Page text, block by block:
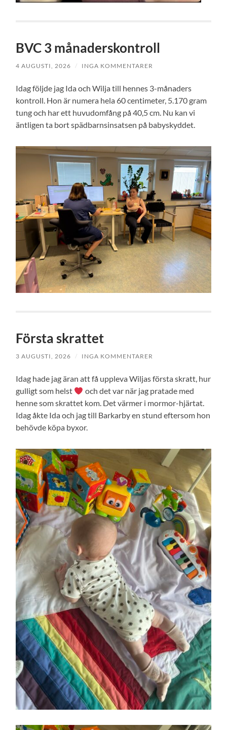
BVC 3 månaderskontroll
4 AUGUSTI, 2026 / INGA KOMMENTARER
Idag följde jag Ida och Wilja till hennes 3-månaders
kontroll. Hon är numera hela 60 centimeter, 5.170 gram
tung och har ett huvudomfång på 40,5 cm. Nu kan vi
äntligen ta bort spädbarnsinsatsen på babyskyddet.
Första skrattet
3 AUGUSTI, 2026 / INGA KOMMENTARER
Idag hade jag äran att få uppleva Wiljas första skratt, hur
gulligt som helst
och det var när jag pratade med
henne som skrattet kom. Det värmer i mormor-hjärtat.
Idag åkte Ida och jag till Barkarby en stund eftersom hon
behövde köpa byxor.